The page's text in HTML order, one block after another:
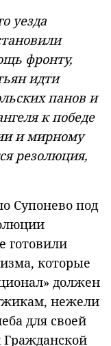
уезда
фронту,
идти
панов и
к победе
и мирному
резолюция,
Супонево под
готовили
которые
должен
нежели
для своей
Гражданской